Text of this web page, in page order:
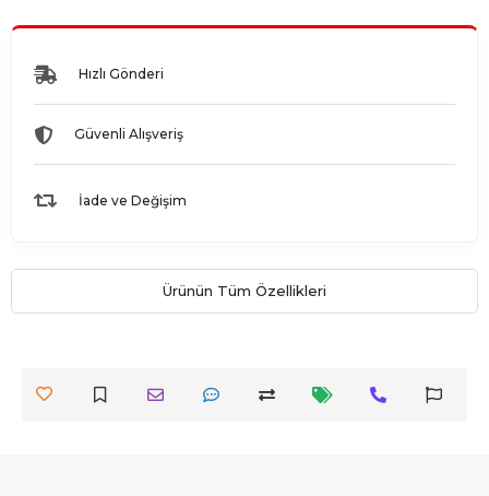
Hızlı Gönderi
Güvenli Alışveriş
İade ve Değişim
Ürünün Tüm Özellikleri